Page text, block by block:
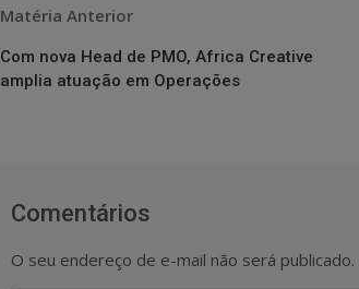
Matéria Anterior
Com nova Head de PMO, Africa Creative
amplia atuação em Operações
Comentários
O seu endereço de e-mail não será publicado.